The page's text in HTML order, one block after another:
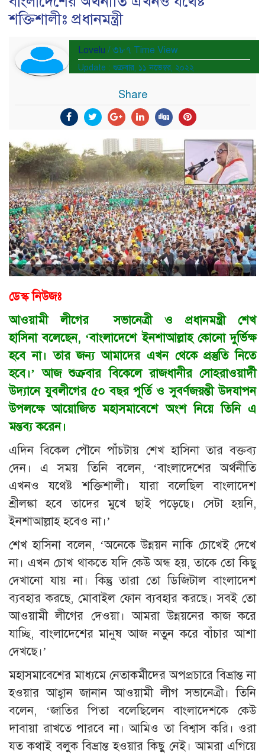
শক্তিশালীঃ প্রধানমন্ত্রী
Lovelu / ৩৮৭ Time View
Update : শুক্রবার, ১১ নভেম্বর, ২০২২
Share
ডেস্ক নিউজঃ
আওয়ামী লীগের সভানেত্রী ও প্রধানমন্ত্রী শেখ
হাসিনা বলেছেন, ‘বাংলাদেশে ইনশাআল্লাহ কোনো দুর্ভিক্ষ
হবে না। তার জন্য আমাদের এখন থেকে প্রস্তুতি নিতে
হবে।’ আজ শুক্রবার বিকেলে রাজধানীর সোহরাওয়ার্দী
উদ্যানে যুবলীগের ৫০ বছর পূর্তি ও সুবর্ণজয়ন্তী উদযাপন
উপলক্ষে আয়োজিত মহাসমাবেশে অংশ নিয়ে তিনি এ
মন্তব্য করেন।
এদিন বিকেল পৌনে পাঁচটায় শেখ হাসিনা তার বক্তব্য
দেন। এ সময় তিনি বলেন, ‘বাংলাদেশের অর্থনীতি
এখনও যথেষ্ট শক্তিশালী। যারা বলেছিল বাংলাদেশ
শ্রীলঙ্কা হবে তাদের মুখে ছাই পড়েছে। সেটা হয়নি,
ইনশাআল্লাহ হবেও না।’
শেখ হাসিনা বলেন, ‘অনেকে উন্নয়ন নাকি চোখেই দেখে
না। এখন চোখ থাকতে যদি কেউ অন্ধ হয়, তাকে তো কিছু
দেখানো যায় না। কিন্তু তারা তো ডিজিটাল বাংলাদেশ
ব্যবহার করছে, মোবাইল ফোন ব্যবহার করছে। সবই তো
আওয়ামী লীগের দেওয়া। আমরা উন্নয়নের কাজ করে
যাচ্ছি, বাংলাদেশের মানুষ আজ নতুন করে বাঁচার আশা
দেখছে।’
মহাসমাবেশের মাধ্যমে নেতাকর্মীদের অপপ্রচারে বিভ্রান্ত না
হওয়ার আহ্বান জানান আওয়ামী লীগ সভানেত্রী। তিনি
বলেন, ‘জাতির পিতা বলেছিলেন বাংলাদেশকে কেউ
দাবায়া রাখতে পারবে না। আমিও তা বিশ্বাস করি। ওরা
যত কথাই বলুক বিভ্রান্ত হওয়ার কিছু নেই। আমরা এগিয়ে